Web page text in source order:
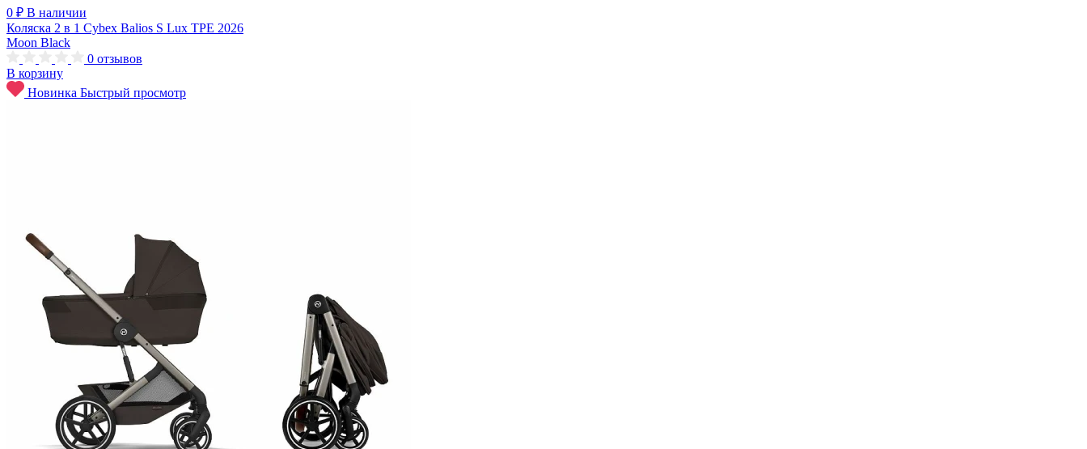
0 ₽ В наличии
Коляска 2 в 1 Cybex Balios S Lux TPE 2026
Moon Black
0 отзывов
В корзину
Новинка Быстрый просмотр